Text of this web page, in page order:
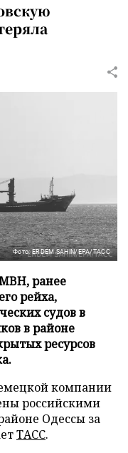
Фото: ERDEM SAHIN/EPA/ТАСС
ранее
рейха,
судов в
в районе
ресурсов
компании
российскими
Одессы за
ТАСС.